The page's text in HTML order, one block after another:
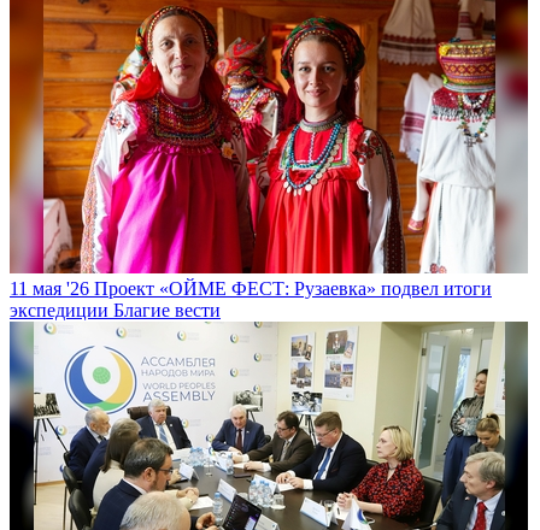
11 мая '26 Проект «ОЙМЕ ФЕСТ: Рузаевка» подвел итоги
экспедиции Благие вести